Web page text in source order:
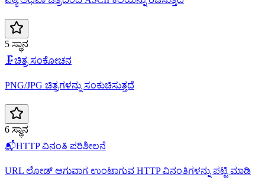
5 ಸ್ಥಾನ
🗜️ಚಿತ್ರ ಸಂಕೋಚನ
PNG/JPG ಚಿತ್ರಗಳನ್ನು ಸಂಕುಚಿಸುತ್ತದೆ
6 ಸ್ಥಾನ
📬HTTP ವಿನಂತಿ ಪರಿಶೀಲನೆ
URL ಲೋಡ್ ಆಗುವಾಗ ಉಂಟಾಗುವ HTTP ವಿನಂತಿಗಳನ್ನು ಪಟ್ಟಿ ಮಾಡಿ